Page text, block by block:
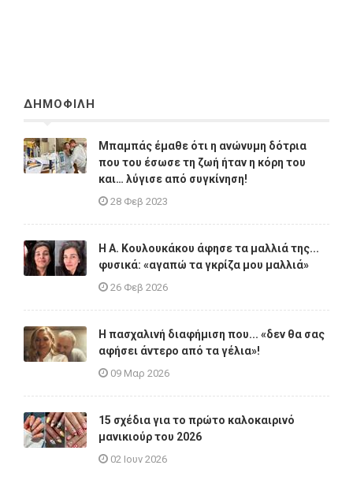
ΔΗΜΟΦΙΛΗ
Μπαμπάς έμαθε ότι η ανώνυμη δότρια
που του έσωσε τη ζωή ήταν η κόρη του
και… λύγισε από συγκίνηση!
28 Φεβ 2023
Η A. Κουλουκάκου άφησε τα μαλλιά της...
φυσικά: «αγαπώ τα γκρίζα μου μαλλιά»
26 Φεβ 2026
Η πασχαλινή διαφήμιση που... «δεν θα σας
αφήσει άντερο από τα γέλια»!
09 Μαρ 2026
15 σχέδια για το πρώτο καλοκαιρινό
μανικιούρ του 2026
02 Ιουν 2026